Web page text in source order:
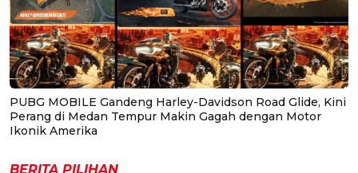
PUBG MOBILE Gandeng Harley-Davidson Road Glide, Kini
Perang di Medan Tempur Makin Gagah dengan Motor
Ikonik Amerika
BERITA PILIHAN